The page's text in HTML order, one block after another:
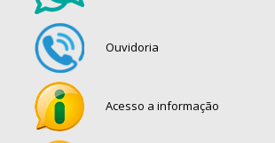
Ouvidoria
Acesso a informação